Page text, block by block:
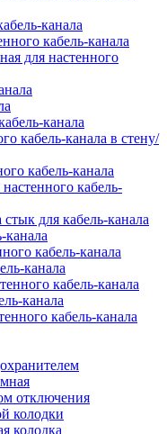
канала
кабель-канала
для настенного
канала
кабель-канала в стену/
кабель-канала
кабель-
для кабель-канала
канала
кабель-канала
канала
кабель-канала
канала
кабель-канала
отключения
колодки
колодка